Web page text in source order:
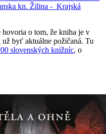
kn. Žilina - Krajská
hovoria o tom, že kniha je v
byť aktuálne požičaná. Tu
slovenských knižníc, o